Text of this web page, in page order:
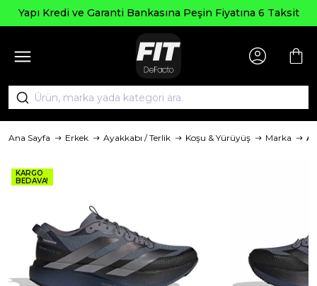
Yapı Kredi ve Garanti Bankasına Peşin Fiyatına 6 Taksit
Ana Sayfa Erkek Ayakkabı / Terlik Koşu & Yürüyüş Marka
KARGO
BEDAVA!